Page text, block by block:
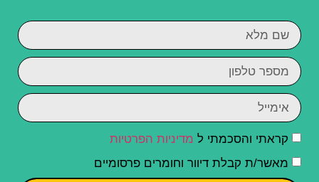
קראתי והסכמתי ל מדיניות הפרטיות
מאשר/ת קבלת דיוור וחומרים פרסומיים